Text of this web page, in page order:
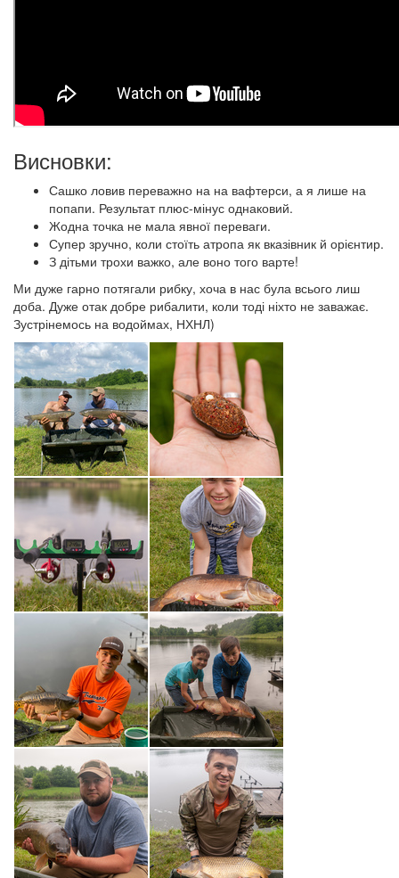
Висновки:
Сашко ловив переважно на на вафтерси, а я лише на
попапи. Результат плюс-мінус однаковий.
Жодна точка не мала явної переваги.
Супер зручно, коли стоїть атропа як вказівник й орієнтир.
З дітьми трохи важко, але воно того варте!
Ми дуже гарно потягали рибку, хоча в нас була всього лиш
доба. Дуже отак добре рибалити, коли тоді ніхто не заважає.
Зустрінемось на водоймах, НХНЛ)